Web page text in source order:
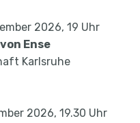
2026, 19 Uhr
Ense
Karlsruhe
2026, 19.30 Uhr